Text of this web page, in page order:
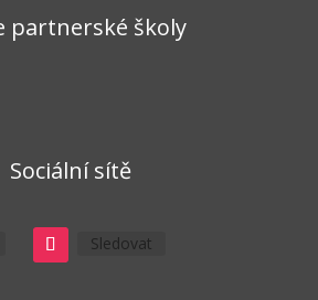
partnerské školy
Sociální sítě
Sledovat